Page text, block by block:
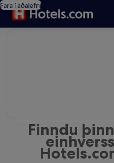
Fara í aðalefni
Finndu